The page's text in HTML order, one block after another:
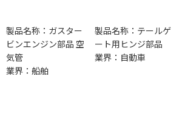
製品名称：ガスター
ビンエンジン部品 空
気管
業界：船舶
製品名称：テールゲ
ート用ヒンジ部品
業界：自動車